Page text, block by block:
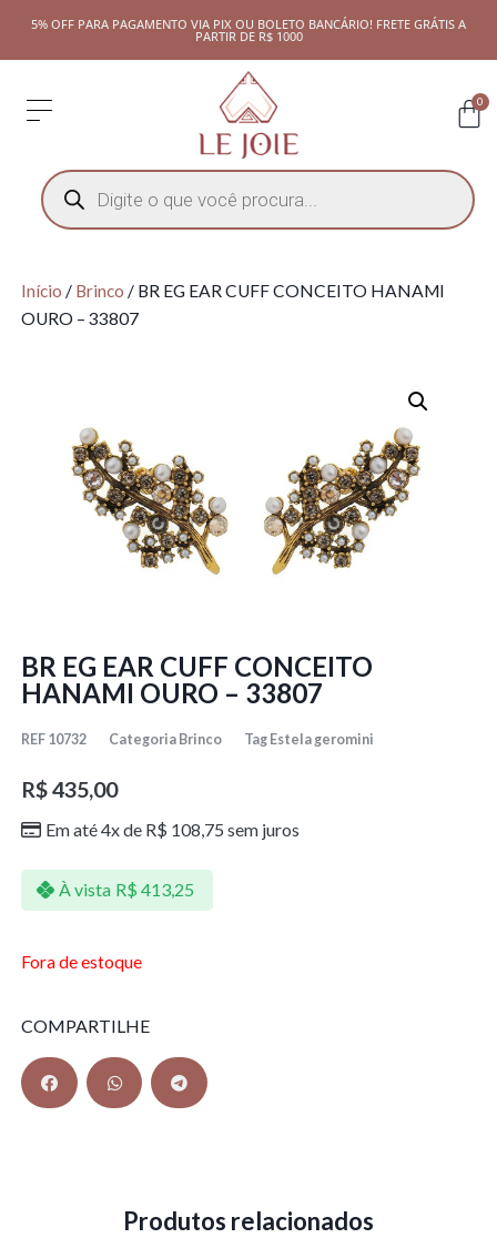
5% OFF PARA PAGAMENTO VIA PIX OU BOLETO BANCÁRIO! FRETE GRÁTIS A
PARTIR DE R$ 1000
0
Início / Brinco / BR EG EAR CUFF CONCEITO HANAMI
OURO – 33807
BR EG EAR CUFF CONCEITO
HANAMI OURO – 33807
REF 10732 Categoria Brinco Tag Estela geromini
R$435,00
Em até 4x de R$ 108,75 sem juros
À vista R$ 413,25
Fora de estoque
COMPARTILHE
Produtos relacionados